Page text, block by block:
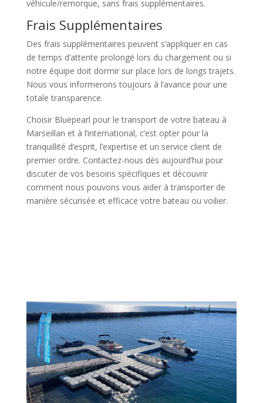
véhicule/remorque, sans frais supplémentaires.
Frais Supplémentaires
Des frais supplémentaires peuvent s’appliquer en cas
de temps d’attente prolongé lors du chargement ou si
notre équipe doit dormir sur place lors de longs trajets.
Nous vous informerons toujours à l’avance pour une
totale transparence.
Choisir Bluepearl pour le transport de votre bateau à
Marseillan et à l’international, c’est opter pour la
tranquillité d’esprit, l’expertise et un service client de
premier ordre. Contactez-nous dès aujourd’hui pour
discuter de vos besoins spécifiques et découvrir
comment nous pouvons vous aider à transporter de
manière sécurisée et efficace votre bateau ou voilier.